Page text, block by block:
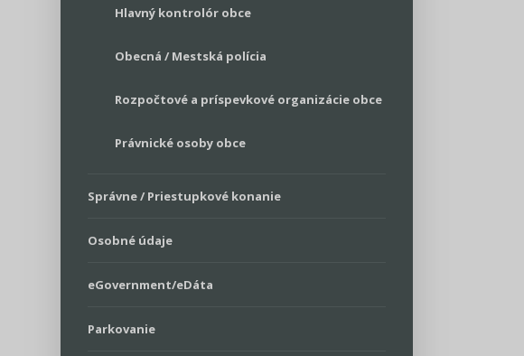
Hlavný kontrolór obce
Obecná / Mestská polícia
Rozpočtové a príspevkové organizácie obce
Právnické osoby obce
Správne / Priestupkové konanie
Osobné údaje
eGovernment/eDáta
Parkovanie